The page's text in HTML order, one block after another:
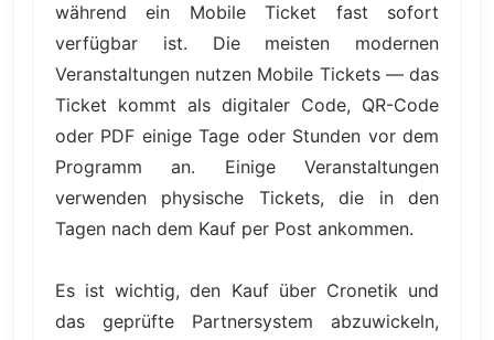
während ein Mobile Ticket fast sofort
verfügbar ist. Die meisten modernen
Veranstaltungen nutzen Mobile Tickets — das
Ticket kommt als digitaler Code, QR-Code
oder PDF einige Tage oder Stunden vor dem
Programm an. Einige Veranstaltungen
verwenden physische Tickets, die in den
Tagen nach dem Kauf per Post ankommen.
Es ist wichtig, den Kauf über Cronetik und
das geprüfte Partnersystem abzuwickeln,